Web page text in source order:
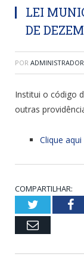
LEI
DE
POR ADMINISTRADOR
Institui o código
outras
Clique
COMPARTILHAR:
Twitter
Email